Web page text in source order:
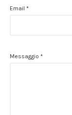
Email *
Messaggio *